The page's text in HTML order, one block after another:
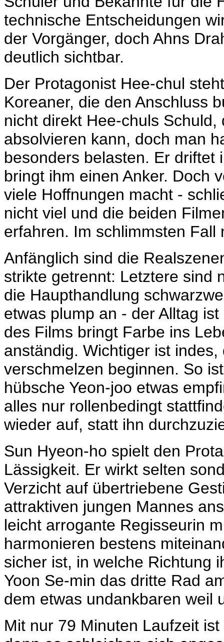
technische Entscheidungen
der Vorgänger, doch Ahns
deutlich sichtbar.
Der Protagonist Hee-chul
Koreaner, die den Anschluss
nicht direkt Hee-chuls
absolvieren kann, doch man
besonders belasten. Er driftet
bringt ihm einen Anker. Doch
viele Hoffnungen macht -
nicht viel und die beiden
erfahren. Im schlimmsten
Anfänglich sind die
strikte getrennt: Letztere sind
die Haupthandlung
etwas plump an - der Alltag
des Films bringt Farbe ins
anständig. Wichtiger ist
verschmelzen beginnen. So
hübsche Yeon-joo etwas
alles nur rollenbedingt
wieder auf, statt ihn
Sun Hyeon-ho spielt den
Lässigkeit. Er wirkt selten
Verzicht auf übertriebene
attraktiven jungen Mannes
leicht arrogante Regisseurin
harmonieren bestens
sicher ist, in welche Richtung
Yoon Se-min das dritte Rad
dem etwas undankbaren weil
Mit nur 79 Minuten Laufzeit